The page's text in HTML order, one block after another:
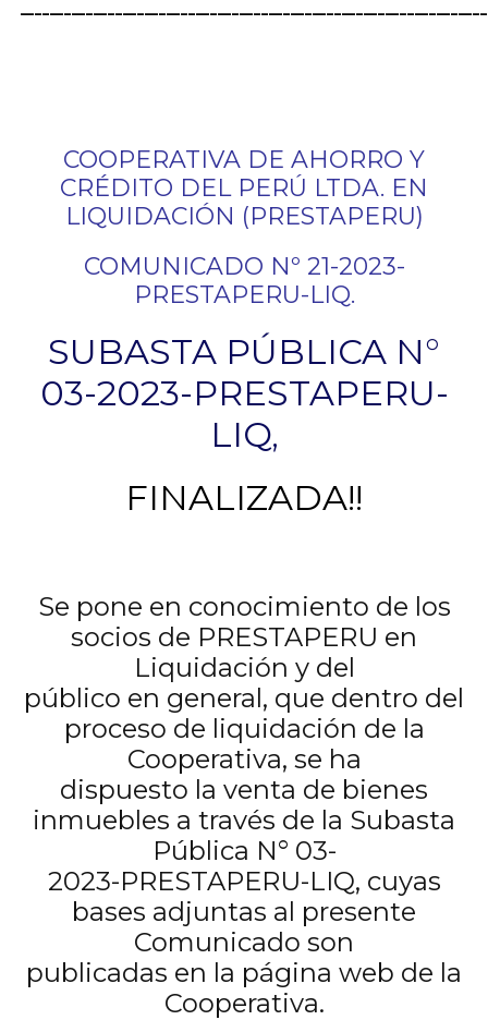
COOPERATIVA DE AHORRO Y
CRÉDITO DEL PERÚ LTDA. EN
LIQUIDACIÓN (PRESTAPERU)
COMUNICADO Nº 21-2023-
PRESTAPERU-LIQ.
SUBASTA PÚBLICA N°
03-2023-PRESTAPERU-
LIQ,
FINALIZADA!!
Se pone en conocimiento de los
socios de PRESTAPERU en
Liquidación y del
público en general, que dentro del
proceso de liquidación de la
Cooperativa, se ha
dispuesto la venta de bienes
inmuebles a través de la Subasta
Pública N° 03-
2023-PRESTAPERU-LIQ, cuyas
bases adjuntas al presente
Comunicado son
publicadas en la página web de la
Cooperativa.